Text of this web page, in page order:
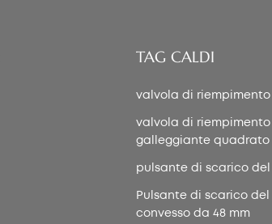
TAG CALDI
valvola di
valvola di
galleggiante quadrato
pulsante di scarico
Pulsante di scarico
convesso da 48 mm